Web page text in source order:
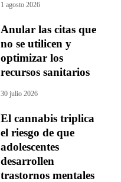
1 agosto 2026
Anular las citas que
no se utilicen y
optimizar los
recursos sanitarios
30 julio 2026
El cannabis triplica
el riesgo de que
adolescentes
desarrollen
trastornos mentales